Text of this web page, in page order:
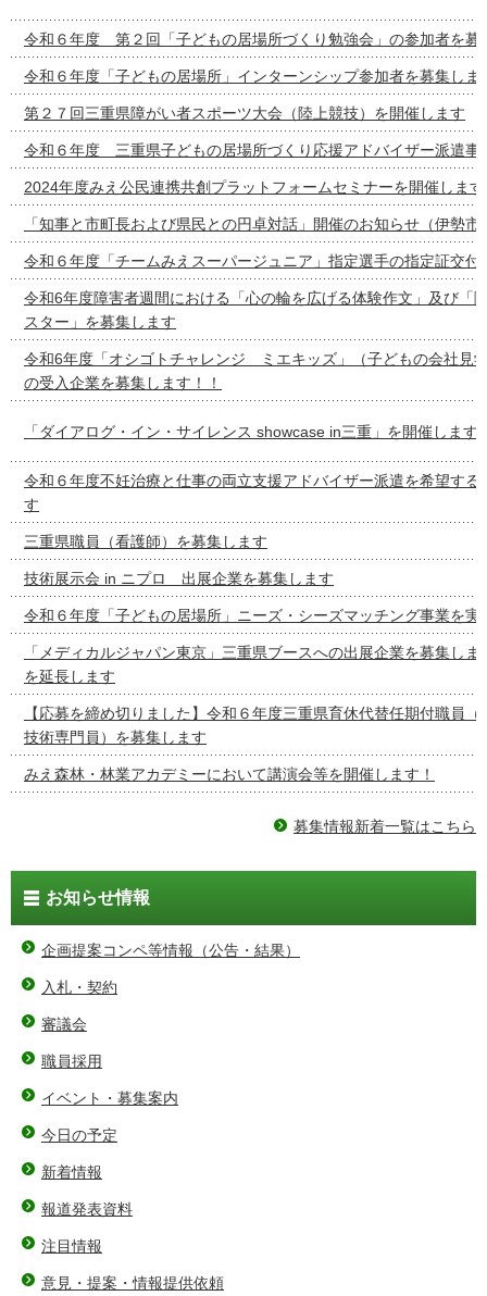
令和６年度 第２回「子どもの居場所づくり勉強会」の参加者を募
令和６年度「子どもの居場所」インターンシップ参加者を募集しま
第２７回三重県障がい者スポーツ大会（陸上競技）を開催します
令和６年度 三重県子どもの居場所づくり応援アドバイザー派遣事
2024年度みえ公民連携共創プラットフォームセミナーを開催します
「知事と市町長および県民との円卓対話」開催のお知らせ（伊勢市
令和６年度「チームみえスーパージュニア」指定選手の指定証交付
令和6年度障害者週間における「心の輪を広げる体験作文」及び「
スター」を募集します
令和6年度「オシゴトチャレンジ ミエキッズ」（子どもの会社見
の受入企業を募集します！！
「ダイアログ・イン・サイレンス showcase in三重」を開催します
令和６年度不妊治療と仕事の両立支援アドバイザー派遣を希望する
す
三重県職員（看護師）を募集します
技術展示会 in ニプロ 出展企業を募集します
令和６年度「子どもの居場所」ニーズ・シーズマッチング事業を実
「メディカルジャパン東京」三重県ブースへの出展企業を募集し
を延長します
【応募を締め切りました】令和６年度三重県育休代替任期付職員
技術専門員）を募集します
みえ森林・林業アカデミーにおいて講演会等を開催します！
募集情報新着一覧はこちら
お知らせ情報
企画提案コンペ等情報（公告・結果）
入札・契約
審議会
職員採用
イベント・募集案内
今日の予定
新着情報
報道発表資料
注目情報
意見・提案・情報提供依頼